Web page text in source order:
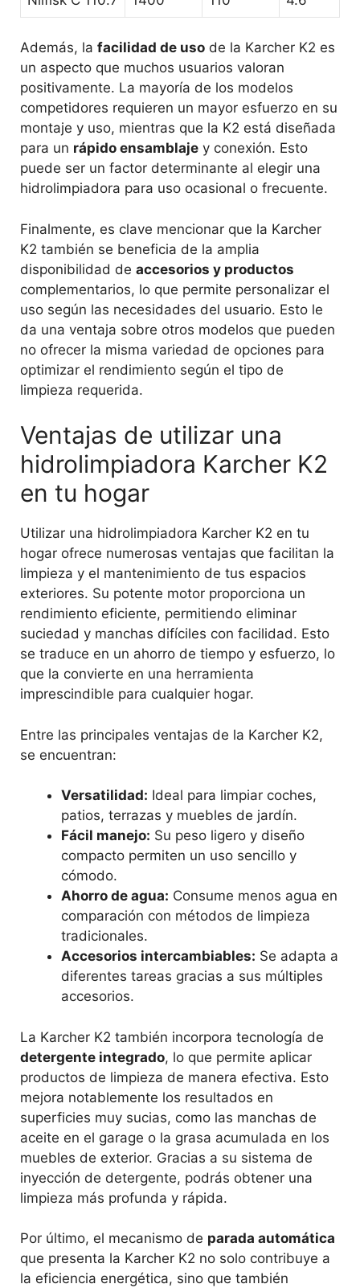
Además, la facilidad de uso de la Karcher K2 es
un aspecto que muchos usuarios valoran
positivamente. La mayoría de los modelos
competidores requieren un mayor esfuerzo en su
montaje y uso, mientras que la K2 está diseñada
para un rápido ensamblaje y conexión. Esto
puede ser un factor determinante al elegir una
hidrolimpiadora para uso ocasional o frecuente.
Finalmente, es clave mencionar que la Karcher
K2 también se beneficia de la amplia
disponibilidad de accesorios y productos
complementarios, lo que permite personalizar el
uso según las necesidades del usuario. Esto le
da una ventaja sobre otros modelos que pueden
no ofrecer la misma variedad de opciones para
optimizar el rendimiento según el tipo de
limpieza requerida.
Ventajas de utilizar una
hidrolimpiadora Karcher K2
en tu hogar
Utilizar una hidrolimpiadora Karcher K2 en tu
hogar ofrece numerosas ventajas que facilitan la
limpieza y el mantenimiento de tus espacios
exteriores. Su potente motor proporciona un
rendimiento eficiente, permitiendo eliminar
suciedad y manchas difíciles con facilidad. Esto
se traduce en un ahorro de tiempo y esfuerzo, lo
que la convierte en una herramienta
imprescindible para cualquier hogar.
Entre las principales ventajas de la Karcher K2,
se encuentran:
Versatilidad: Ideal para limpiar coches,
patios, terrazas y muebles de jardín.
Fácil manejo: Su peso ligero y diseño
compacto permiten un uso sencillo y
cómodo.
Ahorro de agua: Consume menos agua en
comparación con métodos de limpieza
tradicionales.
Accesorios intercambiables: Se adapta a
diferentes tareas gracias a sus múltiples
accesorios.
La Karcher K2 también incorpora tecnología de
detergente integrado, lo que permite aplicar
productos de limpieza de manera efectiva. Esto
mejora notablemente los resultados en
superficies muy sucias, como las manchas de
aceite en el garage o la grasa acumulada en los
muebles de exterior. Gracias a su sistema de
inyección de detergente, podrás obtener una
limpieza más profunda y rápida.
Por último, el mecanismo de parada automática
que presenta la Karcher K2 no solo contribuye a
la eficiencia energética, sino que también